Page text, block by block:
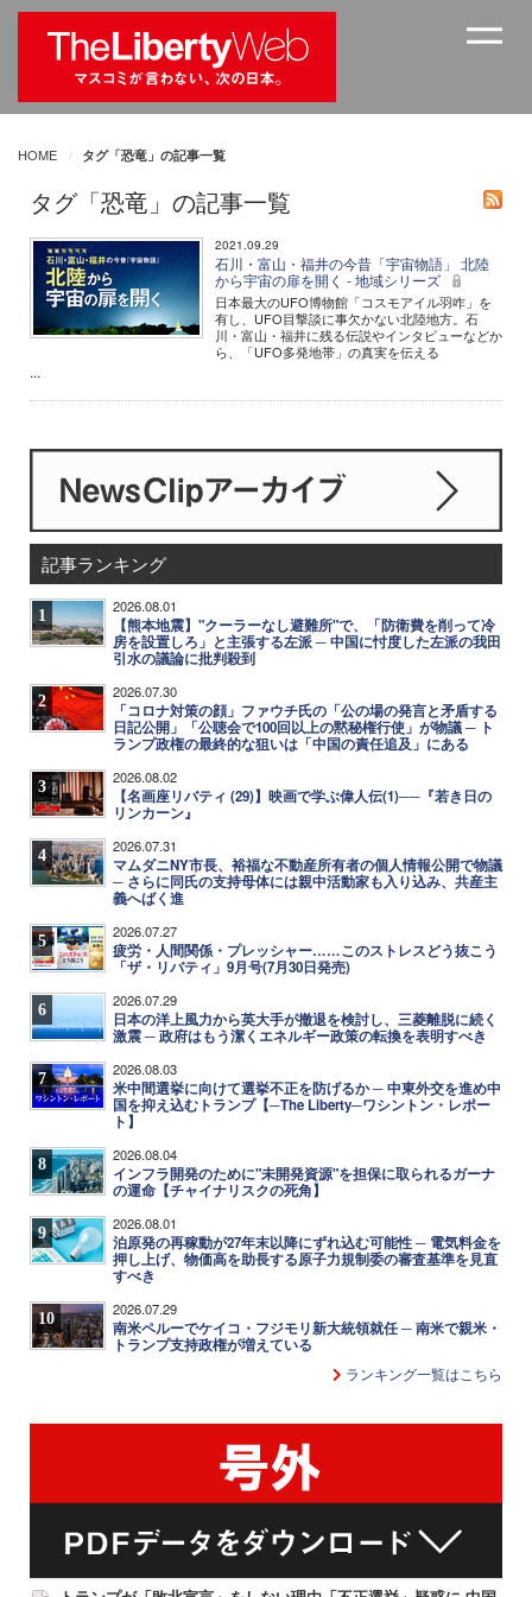
HOME タグ「恐竜」の記事一覧
タグ「恐竜」の記事一覧
2021.09.29
石川・富山・福井の今昔「宇宙物語」 北陸
から宇宙の扉を開く - 地域シリーズ
日本最大のUFO博物館「コスモアイル羽咋」を
有し、UFO目撃談に事欠かない北陸地方。石
川・富山・福井に残る伝説やインタビューなどか
ら、「UFO多発地帯」の真実を伝える
...
記事ランキング
1 2026.08.01
【熊本地震】"クーラーなし避難所"で、「防衛費を削って冷
房を設置しろ」と主張する左派 ─ 中国に忖度した左派の我田
引水の議論に批判殺到
2 2026.07.30
「コロナ対策の顔」ファウチ氏の「公の場の発言と矛盾する
日記公開」「公聴会で100回以上の黙秘権行使」が物議 ─ ト
ランプ政権の最終的な狙いは「中国の責任追及」にある
3 2026.08.02
【名画座リバティ (29)】映画で学ぶ偉人伝(1)──『若き日の
リンカーン』
4 2026.07.31
マムダニNY市長、裕福な不動産所有者の個人情報公開で物議
─ さらに同氏の支持母体には親中活動家も入り込み、共産主
義へばく進
5 2026.07.27
疲労・人間関係・プレッシャー……このストレスどう抜こう
「ザ・リバティ」9月号(7月30日発売)
6 2026.07.29
日本の洋上風力から英大手が撤退を検討し、三菱離脱に続く
激震 ─ 政府はもう潔くエネルギー政策の転換を表明すべき
7 2026.08.03
米中間選挙に向けて選挙不正を防げるか ─ 中東外交を進め中
国を抑え込むトランプ【─The Liberty─ワシントン・レポー
ト】
8 2026.08.04
インフラ開発のために"未開発資源"を担保に取られるガーナ
の運命【チャイナリスクの死角】
9 2026.08.01
泊原発の再稼動が27年末以降にずれ込む可能性 ─ 電気料金を
押し上げ、物価高を助長する原子力規制委の審査基準を見直
すべき
10 2026.07.29
南米ペルーでケイコ・フジモリ新大統領就任 ─ 南米で親米・
トランプ支持政権が増えている
ランキング一覧はこちら